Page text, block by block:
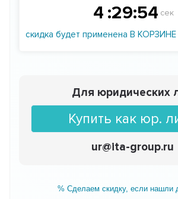
4 :29:54 сек
скидка будет применена В КОРЗИНЕ
Для юридических
Купить как юр.
ur@ita-group.ru
% Сделаем скидку, если нашли